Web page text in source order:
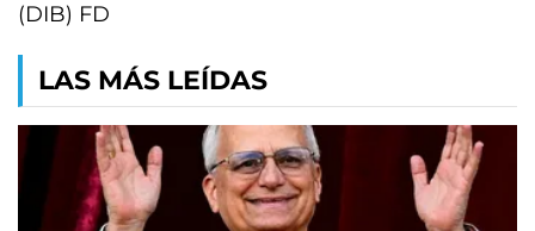
(DIB) FD
LAS MÁS LEÍDAS